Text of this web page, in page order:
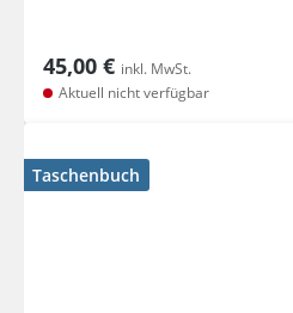
45,00 € inkl. MwSt.
Aktuell nicht verfügbar
Taschenbuch